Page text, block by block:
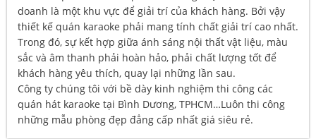
doanh là một khu vực để giải trí của khách hàng. Bởi vậy
thiết kế quán karaoke phải mang tính chất giải trí cao nhất.
Trong đó, sự kết hợp giữa ánh sáng nội thất vật liệu, màu
sắc và âm thanh phải hoàn hảo, phải chất lượng tốt để
khách hàng yêu thích, quay lại những lần sau.
Công ty chúng tôi với bề dày kinh nghiệm thi công các
quán hát karaoke tại Bình Dương, TPHCM…Luôn thi công
những mẫu phòng đẹp đẳng cấp nhất giá siêu rẻ.